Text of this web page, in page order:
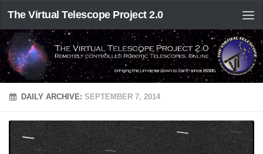
The Virtual Telescope Project 2.0
DAILY ARCHIVE:SEPTEMBER 7, 2014